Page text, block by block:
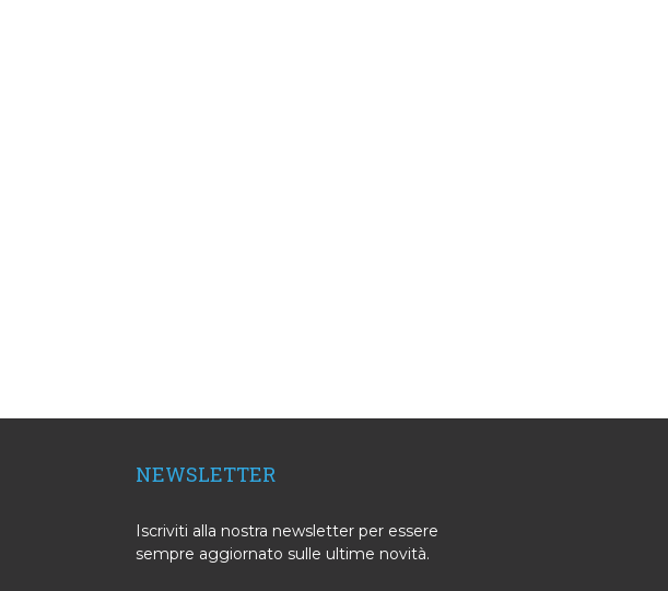
NEWSLETTER
Iscriviti alla nostra newsletter per essere
sempre aggiornato sulle ultime novità.